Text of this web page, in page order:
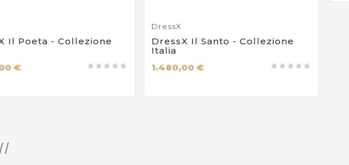
Il Poeta - Collezione
    
€
DressX
DressX Il Santo - Collezione
Italia
    
1.480,00 €